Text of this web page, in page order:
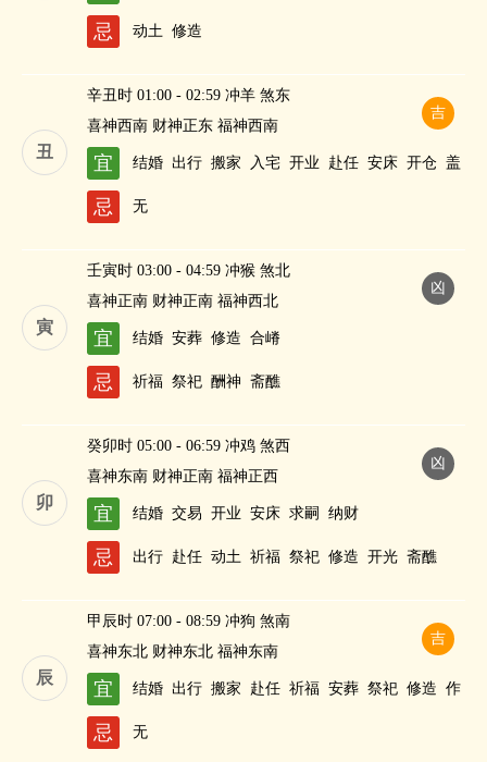
忌 动土 修造
丑
吉
辛丑时 01:00 - 02:59 冲羊 煞东
喜神西南 财神正东 福神西南
宜 结婚 出行 搬家 入宅 开业 赴任 安床 开仓 盖
忌 无
寅
凶
壬寅时 03:00 - 04:59 冲猴 煞北
喜神正南 财神正南 福神西北
宜 结婚 安葬 修造 合嵴
忌 祈福 祭祀 酬神 斋醮
卯
凶
癸卯时 05:00 - 06:59 冲鸡 煞西
喜神东南 财神正南 福神正西
宜 结婚 交易 开业 安床 求嗣 纳财
忌 出行 赴任 动土 祈福 祭祀 修造 开光 斋醮
辰
吉
甲辰时 07:00 - 08:59 冲狗 煞南
喜神东北 财神东北 福神东南
宜 结婚 出行 搬家 赴任 祈福 安葬 祭祀 修造 作
忌 无